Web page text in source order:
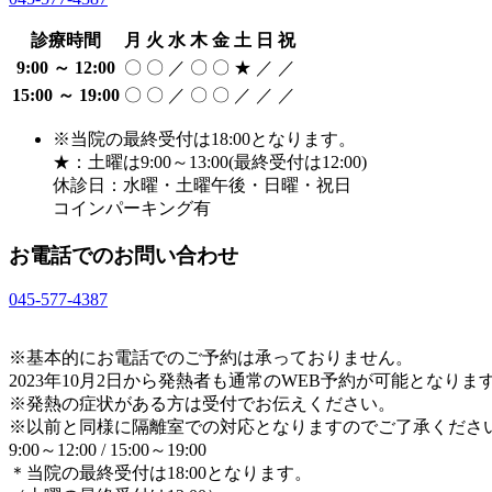
診療時間 月 火 水 木 金 土 日 祝
9:00 ～ 12:00 〇 〇 ／ 〇 〇 ★ ／ ／
15:00 ～ 19:00 〇 〇 ／ 〇 〇 ／ ／ ／
※当院の最終受付は18:00となります。
★：土曜は9:00～13:00(最終受付は12:00)
休診日：水曜・土曜午後・日曜・祝日
コインパーキング有
お電話でのお問い合わせ
045-577-4387
※基本的にお電話でのご予約は承っておりません。
2023年10月2日から発熱者も通常のWEB予約が可能となります
※発熱の症状がある方は受付でお伝えください。
※以前と同様に隔離室での対応となりますのでご了承くださ
9:00～12:00 / 15:00～19:00
＊当院の最終受付は18:00となります。